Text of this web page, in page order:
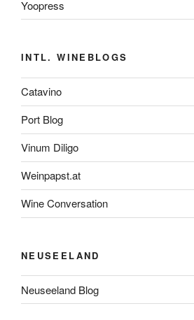
Yoopress
INTL. WINEBLOGS
Catavino
Port Blog
Vinum Diligo
Weinpapst.at
Wine Conversation
NEUSEELAND
Neuseeland Blog